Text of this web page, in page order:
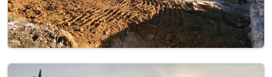
Image